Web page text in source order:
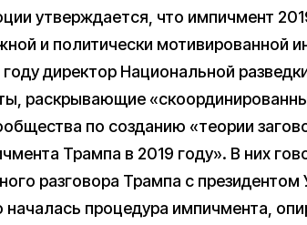
утверждается, что импичмент
и политически мотивированной
директор Национальной
раскрывающие
по созданию «теории
Трампа в 2019 году». В них
разговора Трампа с
началась процедура импичмента,